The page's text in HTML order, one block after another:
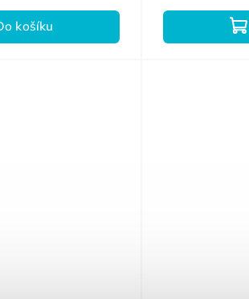
košíku